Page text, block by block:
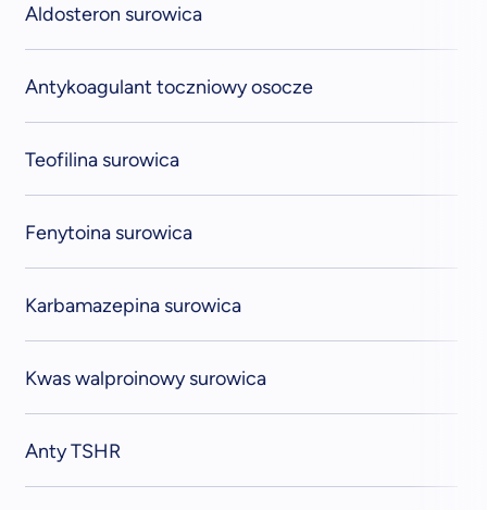
Aldosteron surowica
Antykoagulant toczniowy osocze
Teofilina surowica
Fenytoina surowica
Karbamazepina surowica
Kwas walproinowy surowica
Anty TSHR